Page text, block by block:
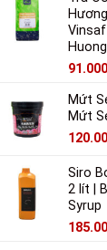
91.000
Mứt
Mứt
Siro
2 lít |
Syrup